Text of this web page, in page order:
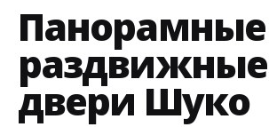
Панорамные
раздвижные
двери Шуко